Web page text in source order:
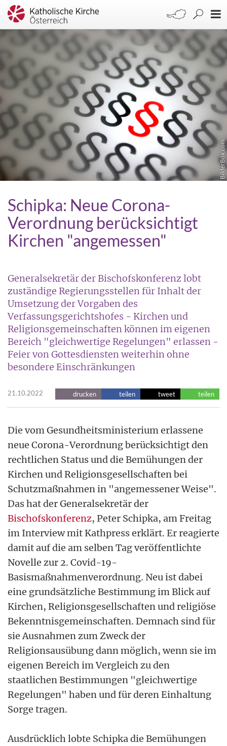
BilderBox.com
Schipka: Neue Corona-
Verordnung berücksichtigt
Kirchen "angemessen"
Generalsekretär der Bischofskonferenz lobt
zuständige Regierungsstellen für Inhalt der
Umsetzung der Vorgaben des
Verfassungsgerichtshofes - Kirchen und
Religionsgemeinschaften können im eigenen
Bereich "gleichwertige Regelungen" erlassen -
Feier von Gottesdiensten weiterhin ohne
besondere Einschränkungen
21.10.2022 drucken teilen tweet teilen
Die vom Gesundheitsministerium erlassene
neue Corona-Verordnung berücksichtigt den
rechtlichen Status und die Bemühungen der
Kirchen und Religionsgesellschaften bei
Schutzmaßnahmen in "angemessener Weise".
Das hat der Generalsekretär der
Bischofskonferenz, Peter Schipka, am Freitag
im Interview mit Kathpress erklärt. Er reagierte
damit auf die am selben Tag veröffentlichte
Novelle zur 2. Covid-19-
Basismaßnahmenverordnung. Neu ist dabei
eine grundsätzliche Bestimmung im Blick auf
Kirchen, Religionsgesellschaften und religiöse
Bekenntnisgemeinschaften. Demnach sind für
sie Ausnahmen zum Zweck der
Religionsausübung dann möglich, wenn sie im
eigenen Bereich im Vergleich zu den
staatlichen Bestimmungen "gleichwertige
Regelungen" haben und für deren Einhaltung
Sorge tragen.
Ausdrücklich lobte Schipka die Bemühungen